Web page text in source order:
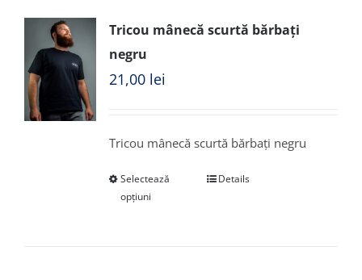
Tricou mânecă scurtă bărbați
negru
21,00 lei
Tricou mânecă scurtă bărbați negru
Selectează
opțiuni
Details